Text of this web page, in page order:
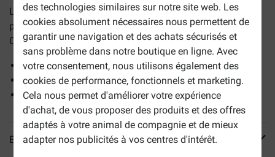
des technologies similaires sur notre site web. Les
cookies absolument nécessaires nous permettent de
garantir une navigation et des achats sécurisés et
sans problème dans notre boutique en ligne. Avec
votre consentement, nous utilisons également des
cookies de performance, fonctionnels et marketing.
Cela nous permet d'améliorer votre expérience
d'achat, de vous proposer des produits et des offres
adaptés à votre animal de compagnie et de mieux
adapter nos publicités à vos centres d'intérêt.
Les sachetsRoyal Canin Mini Ageingpour chiens âgés de
plus de 8 ans de petites races. La nourriture humide Royal
Canin Mini Ageing 12+ fournit :
Soutient la fonction rénale
Soutient l'état de la peau et du pelage
Ralentit les signes du vieillissement
En savoir plus